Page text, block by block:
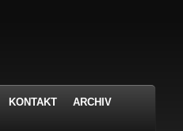
KONTAKT ARCHIV